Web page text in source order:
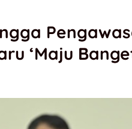
‘Maju